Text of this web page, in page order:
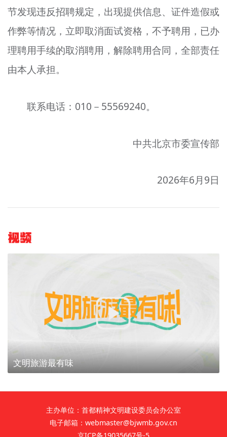
节发现违反招聘规定，出现提供信息、证件造假或
作弊等情况，立即取消面试资格，不予聘用，已办
理聘用手续的取消聘用，解除聘用合同，全部责任
由本人承担。
联系电话：010－55569240。
中共北京市委宣传部
2026年6月9日
视频
文明旅游最有味
主办单位：首都精神文明建设委员会办公室
电子邮箱：webmaster@bjwmb.gov.cn